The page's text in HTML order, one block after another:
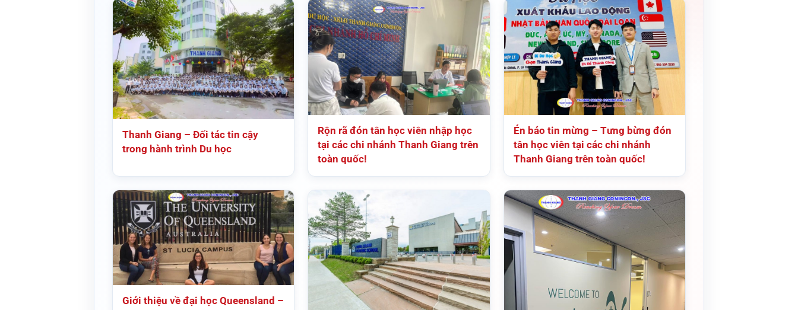
Thanh Giang – Đối tác tin cậy
trong hành trình Du học
Rộn rã đón tân học viên nhập học
tại các chi nhánh Thanh Giang trên
toàn quốc!
Én báo tin mừng – Tưng bừng đón
tân học viên tại các chi nhánh
Thanh Giang trên toàn quốc!
Giới thiệu về đại học Queensland –